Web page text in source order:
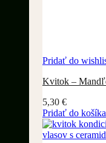
Pridať do
Kvitok –
5,30 €
Pridať do košíka